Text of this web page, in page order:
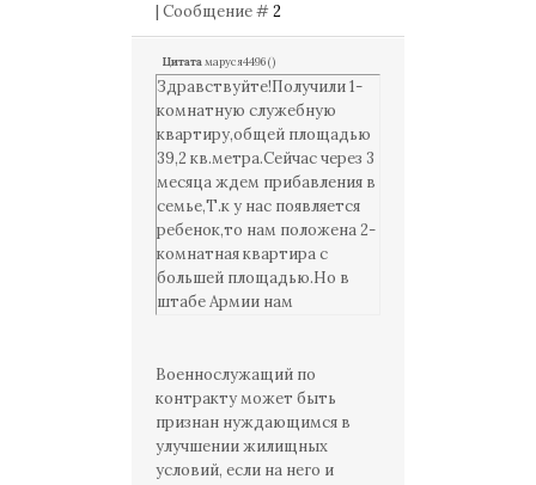
| Сообщение #2
Цитатамаруся4496()
Здравствуйте!Получили 1-
комнатную служебную
квартиру,общей площадью
39,2 кв.метра.Сейчас через 3
месяца ждем прибавления в
семье,Т.к у нас появляется
ребенок,то нам положена 2-
комнатная квартира с
большей площадью.Но в
штабе Армии нам
уже.Подскажите
пожалуйста имеем ли мы
право на получение 2-
комнатной квартиры в
связи с рождением ребенка?
Военнослужащий по
контракту может быть
признан нуждающимся в
улучшении жилищных
условий, если на него и